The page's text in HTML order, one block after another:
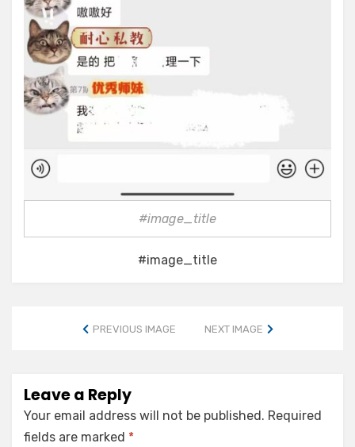
#image_title
#image_title
PREVIOUS IMAGE NEXT IMAGE
Leave a Reply
Your email address will not be published. Required
fields are marked *